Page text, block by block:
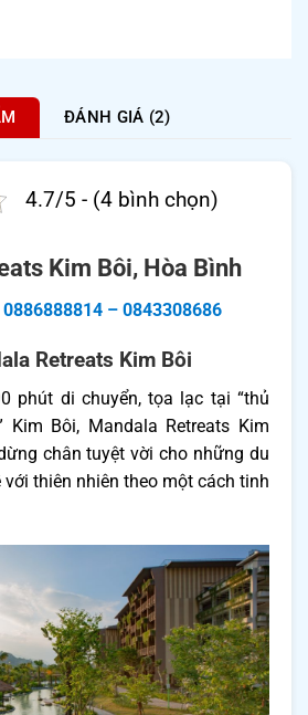
ĐÁNH GIÁ (2)
4.7/5 - (4 bình chọn)
Kim Bôi, Hòa Bình
0886888814 – 0843308686
Retreats Kim Bôi
phút di chuyển, tọa lạc tại “thủ
Kim Bôi, Mandala Retreats Kim
chân tuyệt vời cho những du
thiên nhiên theo một cách tinh